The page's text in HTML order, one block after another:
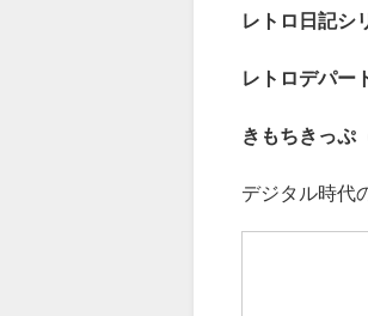
【ノン
トロデ
レトロ日記
レトロデパ
きもちきっ